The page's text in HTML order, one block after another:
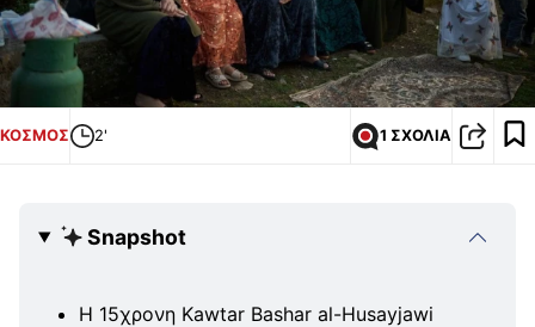
ΚΟΣΜΟΣ 2' 1 ΣΧΟΛΙΑ
Snapshot
Η 15χρονη Kawtar Bashar al-Husayjawi